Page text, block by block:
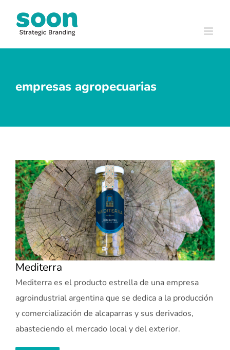
content
empresas agropecuarias
Mediterra
Mediterra es el producto estrella de una empresa
agroindustrial argentina que se dedica a la producción
y comercialización de alcaparras y sus derivados,
abasteciendo el mercado local y del exterior.